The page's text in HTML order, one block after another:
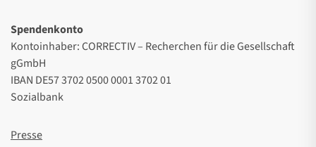
Spendenkonto
Kontoinhaber: CORRECTIV – Recherchen für die Gesellschaft
gGmbH
IBAN DE57 3702 0500 0001 3702 01
Sozialbank
Presse